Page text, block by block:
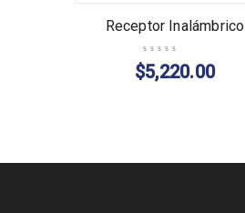
Receptor Inalámbrico
$5,220.00